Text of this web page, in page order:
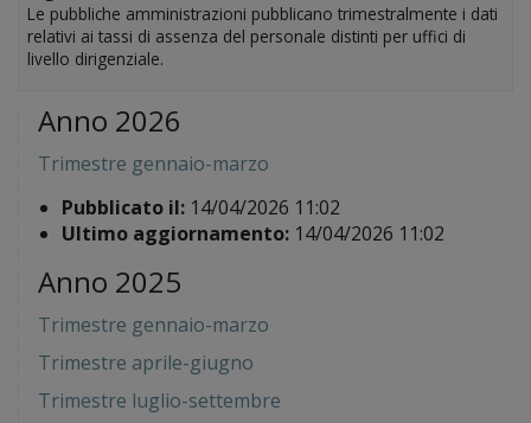
Le pubbliche amministrazioni pubblicano trimestralmente i dati
relativi ai tassi di assenza del personale distinti per uffici di
livello dirigenziale.
Anno 2026
Trimestre gennaio-marzo
Pubblicato il: 14/04/2026 11:02
Ultimo aggiornamento: 14/04/2026 11:02
Anno 2025
Trimestre gennaio-marzo
Trimestre aprile-giugno
Trimestre luglio-settembre